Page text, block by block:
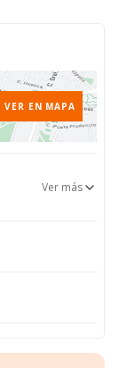
VER EN MAPA
Ver más